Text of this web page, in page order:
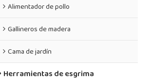
Alimentador de pollo
Gallineros de madera
Cama de jardín
Herramientas de esgrima